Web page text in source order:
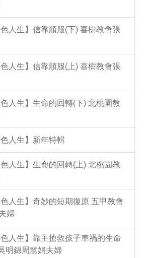
人生】信靠順服(下) 喜樹教會張
人生】信靠順服(上) 喜樹教會張
人生】生命的回轉(下) 北桃園教
人生】新年特輯
人生】生命的回轉(上) 北桃園教
人生】奇妙的短期復原 五甲教會
婦
人生】靠主搶救孩子車禍的生命
明錦周慧娟夫婦